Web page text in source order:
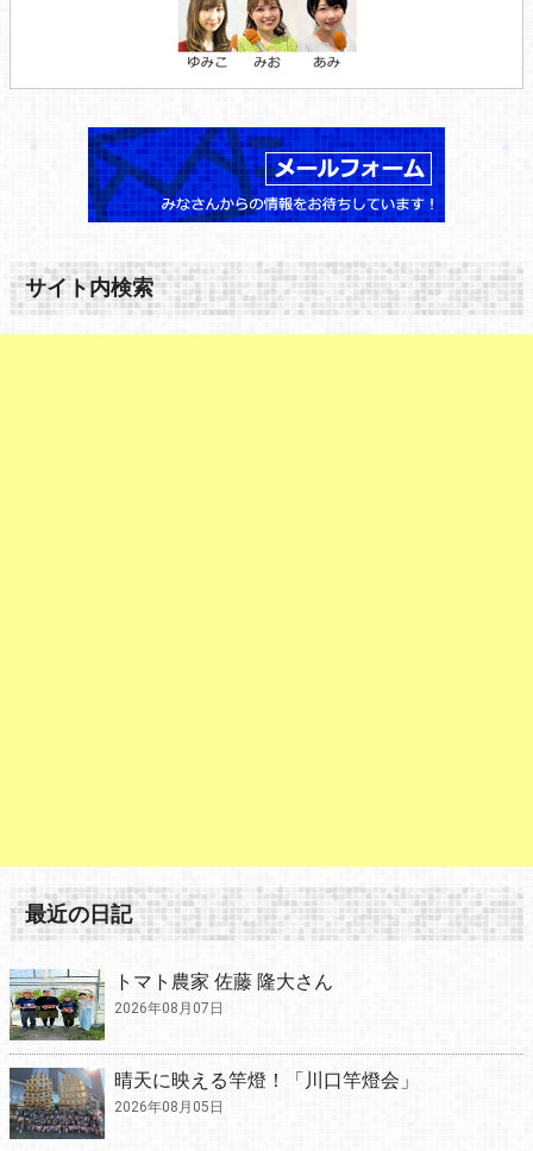
サイト内検索
最近の日記
トマト農家 佐藤 隆大さん
2026年08月07日
晴天に映える竿燈！「川口竿燈会」
2026年08月05日